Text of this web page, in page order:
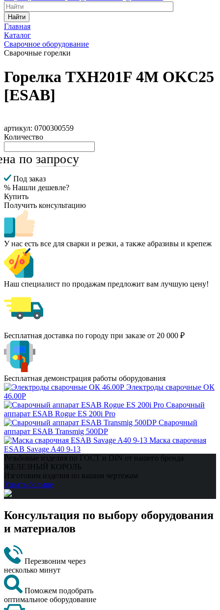
Найти
Главная
Каталог
Сварочное оборудование
Сварочные горелки
Горелка TXH201F 4M OKC25
[ESAB]
артикул: 0700300559
Количество
по запросу
Под заказ
% Нашли дешевле?
Купить
Получить консультацию
У нас есть все для сварки и резки, а также абразивы и крепеж
Наш специалист по продажам предложит вам лучшую цену!
Бесплатная доставка по городу при заказе от 20 000 ₽
Бесплатная демонстрация работы оборудования
Электроды сварочные ОК
46.00Р
Сварочный
аппарат ESAB Rogue ES 200i Pro
Сварочный
аппарат ESAB Transmig 500DP
Маска сварочная
ESAB Savage A40 9-13
Резьбовые изделия по ГОСТ и DIN от нашего бренда
ЖЕЛЕЗНЫЙ КОРОЛЬ
Изготовим изделия по вашим чертежам
Узнать больше
Консультация по выбору оборудования
и материалов
Перезвоним через
несколько минут
Поможем подобрать
оптимальное оборудование